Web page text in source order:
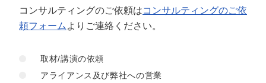
品質ガイドライン
クレーム窓口
定額制営業代行『カリトルくん』
営業改善特化の動画制作『動画でカリトルく
格安でAI導入支援『あいのりAI』
1本無料で記事を制作『SEOトライアル』
実績
StockSun道場
動画編集
コンサルティングのご依頼はコンサルティングのご依
頼フォーム よりご連絡ください。
取材/講演の依頼
アライアンス及び弊社への営業